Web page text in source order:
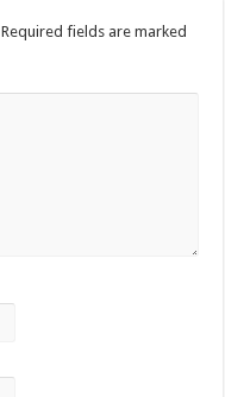
Required fields are marked